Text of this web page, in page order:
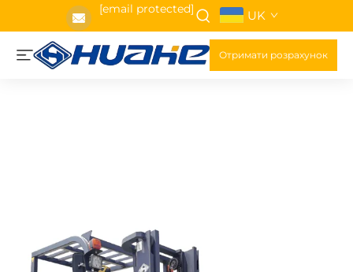
[email protected] UK
Отримати розрахунок